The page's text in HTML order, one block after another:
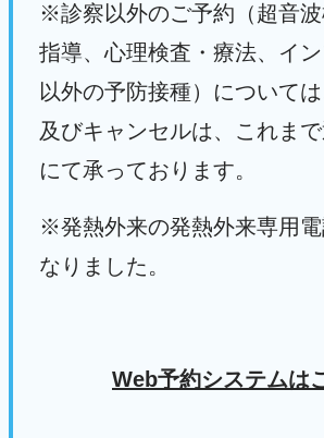
※診察以外のご予約（超音
指導、心理検査・療法、 イ
以外の予防接種）については
及びキャンセルは、 これま
にて承っております。
※発熱外来の発熱外来専用電
なりました。
Web予約システムは